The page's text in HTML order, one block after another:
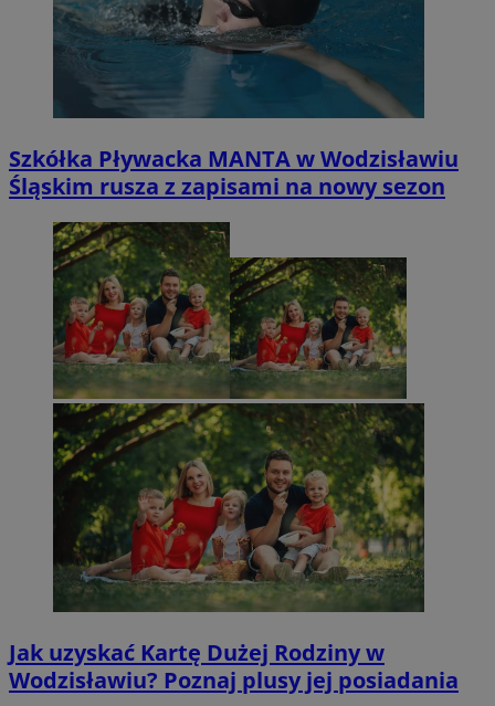
Szkółka Pływacka MANTA w Wodzisławiu
Śląskim rusza z zapisami na nowy sezon
Jak uzyskać Kartę Dużej Rodziny w
Wodzisławiu? Poznaj plusy jej posiadania